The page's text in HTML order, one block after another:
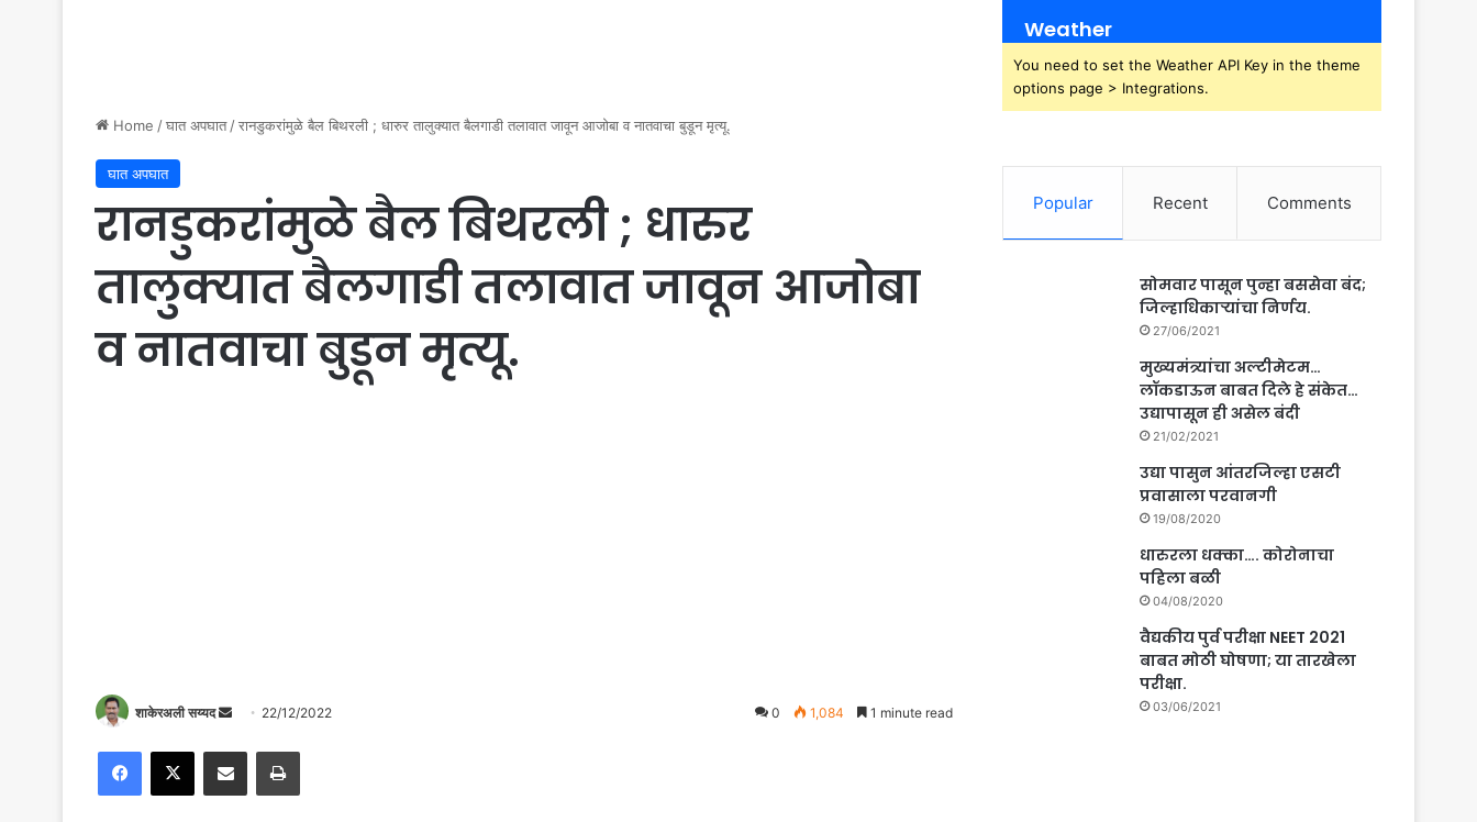
Home /घात अपघात /रानडुकरांमुळे बैल बिथरली ; धारुर तालुक्यात बैलगाडी तलावात जावून आजोबा व नातवाचा बुडून मृत्यू.
घात अपघात
रानडुकरांमुळे बैल बिथरली ; धारुर
तालुक्यात बैलगाडी तलावात जावून आजोबा
व नातवाचा बुडून मृत्यू.
शाकेरअली सय्यद
Send
email
22/12/2022 0 1,084 1 minute read
Facebook
X Share via Email Print
Weather
You need to set the Weather API Key in the theme
options page > Integrations.
Popular Recent Comments
सोमवार पासून पुन्हा बससेवा बंद;
जिल्हाधिकाऱ्यांचा निर्णय.
27/06/2021
मुख्यमंत्र्यांचा अल्टीमेटम…
लॉकडाऊन बाबत दिले हे संकेत…
उद्यापासून ही असेल बंदी
21/02/2021
उद्या पासुन आंतरजिल्हा एसटी
प्रवासाला परवानगी
19/08/2020
धारुरला धक्का…. कोरोनाचा
पहिला बळी
04/08/2020
वैद्यकीय पुर्व परीक्षा NEET 2021
बाबत मोठी घोषणा; या तारखेला
परीक्षा.
03/06/2021